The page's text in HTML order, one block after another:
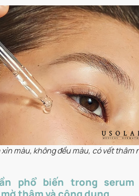
màu, không đều màu, có vết thâm
phổ biến trong serum